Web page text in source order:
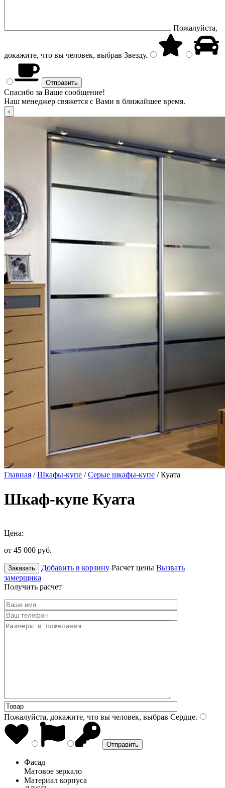
Пожалуйста,
докажите, что вы человек, выбрав Звезду.
Спасибо за Ваше сообщение!
Наш менеджер свяжется с Вами в ближайшее время.
Главная /Шкафы-купе /Серые шкафы-купе / Куата
Шкаф-купе Куата
Цена:
от 45 000 руб.
Заказать Добавить в корзину Расчет цены Вызвать
замерщика
Получить расчет
Пожалуйста, докажите, что вы человек, выбрав Сердце.
Фасад
Матовое зеркало
Материал корпуса